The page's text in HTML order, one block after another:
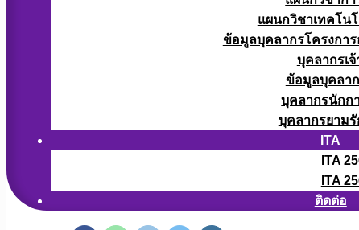
แผนกวิชาเทคโน
ข้อมูลบุคลากรโครงกา
บุคลากรเ
ข้อมูลบุคลา
บุคลากรนักก
บุคลากรยาม
ITA
ITA
ITA
ติดต่อ